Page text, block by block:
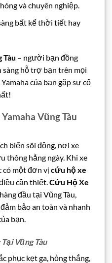
và chuyên nghiệp.
bất kể thời tiết hay
Tàu – người bạn đồng
sàng hỗ trợ bạn trên mọi
của bạn gặp sự cố
Vũng Tàu
biển sôi động, nơi xe
thông hằng ngày. Khi xe
có một đơn vị cứu hộ xe
cần thiết.Cứu Hộ Xe
đầu tại Vũng Tàu,
bảo an toàn và nhanh
bạn.
Vũng Tàu
phục kẹt ga, hỏng thắng,